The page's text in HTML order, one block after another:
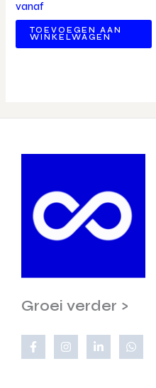
vanaf
TOEVOEGEN AAN
WINKELWAGEN
Groei verder >